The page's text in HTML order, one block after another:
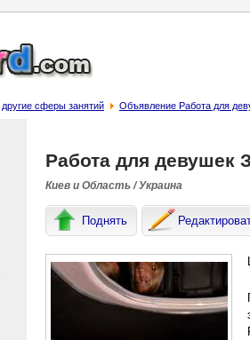
другие сферы занятий Объявление Работа для
Работа для девушек
Киев и Область / Украина
Поднять